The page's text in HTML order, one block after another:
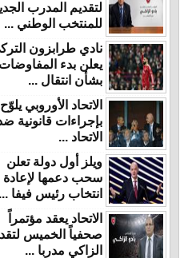
لتقديم المدرب الجديد
للمنتخب الوطني ...
نادي طرابزون التركي
يعلن بدء المفاوضات
بشأن انتقال ...
الاتحاد الأوروبي يلوّح
بإجراءات قانونية ضد
الاتحاد ...
ويلز أول دولة تعلن
سحب دعمها لإعادة
انتخاب رئيس فيفا ...
الاتحاد يعقد مؤتمراً
صحفياً الخميس لتقديم
الزاكي مدربا ...